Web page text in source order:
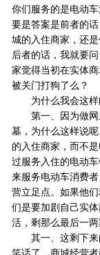
你们服务的是电动
要是答案是前者的
城的入住商家，还
后者的话，我就要
家觉得当初在实体
被关门打狗了么？
为什么我会这样
第一、因为做网
墓，为什么这样说
的入住商家，而不
过服务入住的电动
来服务电动车消费
营立足点。如果他
们是要加剧自己实
活，剩那么最后一
其一、这剩下来